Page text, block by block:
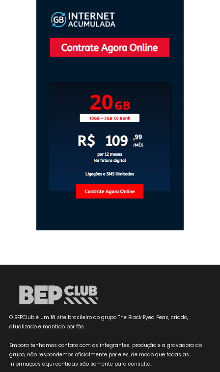
O BEPClub é um fã site brasileiro do grupo The Black Eyed Peas, criado,
atualizado e mantido por fãs.
Embora tenhamos contato com os integrantes, produção e a gravadora do
grupo, não respondemos oficialmente por eles, de modo que todas as
informações aqui contidas são somente para consulta.